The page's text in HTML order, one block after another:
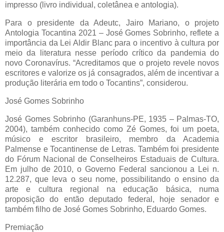
impresso (livro individual, coletânea e antologia).
Para o presidente da Adeutc, Jairo Mariano, o projeto
Antologia Tocantina 2021 – José Gomes Sobrinho, reflete a
importância da Lei Aldir Blanc para o incentivo à cultura por
meio da literatura nesse período crítico da pandemia do
novo Coronavírus. “Acreditamos que o projeto revele novos
escritores e valorize os já consagrados, além de incentivar a
produção literária em todo o Tocantins”, considerou.
José Gomes Sobrinho
José Gomes Sobrinho (Garanhuns-PE, 1935 – Palmas-TO,
2004), também conhecido como Zé Gomes, foi um poeta,
músico e escritor brasileiro, membro da Academia
Palmense e Tocantinense de Letras. Também foi presidente
do Fórum Nacional de Conselheiros Estaduais de Cultura.
Em julho de 2010, o Governo Federal sancionou a Lei n.
12.287, que leva o seu nome, possibilitando o ensino da
arte e cultura regional na educação básica, numa
proposição do então deputado federal, hoje senador e
também filho de José Gomes Sobrinho, Eduardo Gomes.
Premiação